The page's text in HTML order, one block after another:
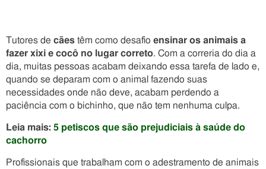
Tutores de cães têm como desafio ensinar os animais a
fazer xixi e cocô no lugar correto. Com a correria do dia a
dia, muitas pessoas acabam deixando essa tarefa de lado e,
quando se deparam com o animal fazendo suas
necessidades onde não deve, acabam perdendo a
paciência com o bichinho, que não tem nenhuma culpa.
Leia mais: 5 petiscos que são prejudiciais à saúde do
cachorro
Profissionais que trabalham com o adestramento de animais